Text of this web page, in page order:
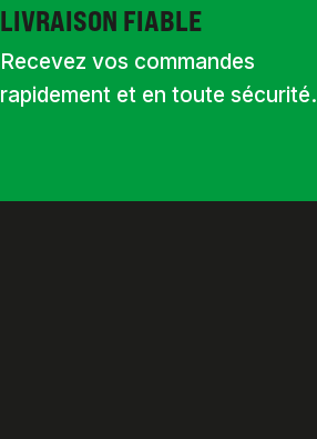
LIVRAISON FIABLE
Recevez vos commandes
rapidement et en toute sécurité.